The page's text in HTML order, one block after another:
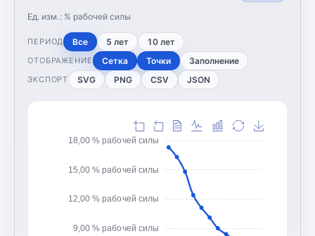
Ед. изм.: % рабочей силы
ПЕРИОД Все 5 лет 10 лет
ОТОБРАЖЕНИЕ Сетка Точки Заполнение
ЭКСПОРТ SVG PNG CSV JSON
9,00 % рабочей силы
12,00 % рабочей силы
15,00 % рабочей силы
18,00 % рабочей силы